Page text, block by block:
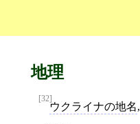
地理
[32]
ウクライナの地名,